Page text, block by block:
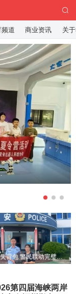
年科普夏令营
粗心游客遗失背包 警民联动完璧归赵
第四届海峡两岸
道 商业资讯 关